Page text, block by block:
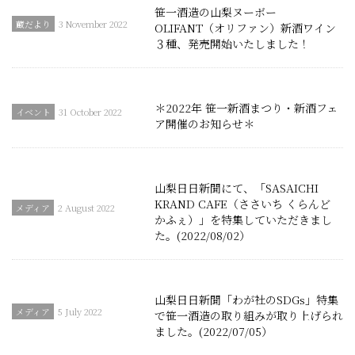
3 November 2022
笹一酒造の山梨ヌーボー
OLIFANT（オリファン）新酒ワイン
３種、発売開始いたしました！
31 October 2022
＊2022年 笹一新酒まつり・新酒フェ
ア開催のお知らせ＊
2 August 2022
山梨日日新聞にて、「SASAICHI
KRAND CAFE（ささいち くらんど
かふぇ）」を特集していただきまし
た。(2022/08/02）
5 July 2022
山梨日日新聞「わが社のSDGs」特集
で笹一酒造の取り組みが取り上げられ
ました。(2022/07/05）